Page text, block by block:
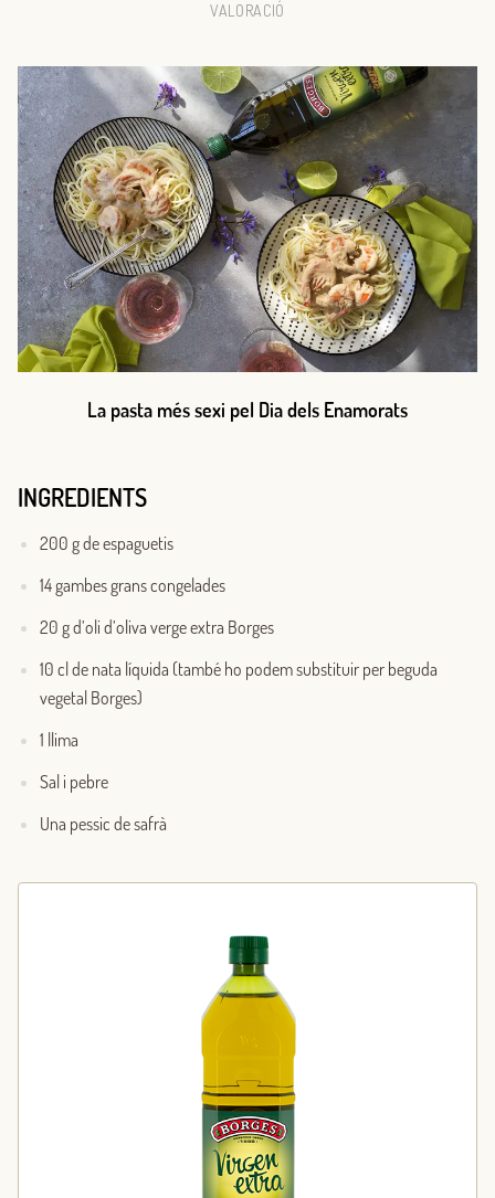
VALORACIÓ
La pasta més sexi pel Dia dels Enamorats
INGREDIENTS
200 g de espaguetis
14 gambes grans congelades
20 g d’oli d’oliva verge extra Borges
10 cl de nata líquida (també ho podem substituir per beguda
vegetal Borges)
1 llima
Sal i pebre
Una pessic de safrà